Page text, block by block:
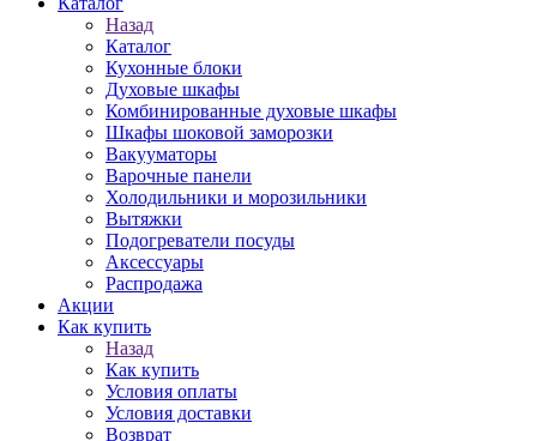
Назад
Каталог
Кухонные блоки
Духовые шкафы
Комбинированные духовые шкафы
Шкафы шоковой заморозки
Вакууматоры
Варочные панели
Холодильники и морозильники
Вытяжки
Подогреватели посуды
Аксессуары
Распродажа
Акции
Как купить
Назад
Как купить
Условия оплаты
Условия доставки
Возврат